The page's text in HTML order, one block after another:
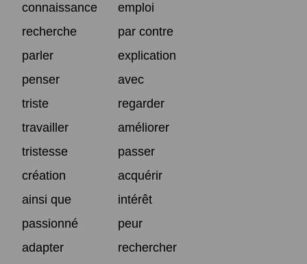
connaissance
emploi
recherche
par contre
parler
explication
penser
avec
triste
regarder
travailler
améliorer
tristesse
passer
création
acquérir
ainsi que
intérêt
passionné
peur
adapter
rechercher